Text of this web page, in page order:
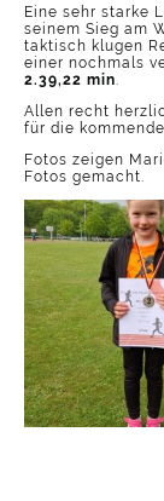
Eine sehr starke
seinem Sieg am
taktisch klugen
einer nochmals
2.39,22 min
Allen recht
für die
Fotos zeigen
Fotos gemacht.